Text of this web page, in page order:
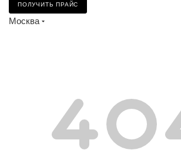
ПОЛУЧИТЬ ПРАЙС
Москва